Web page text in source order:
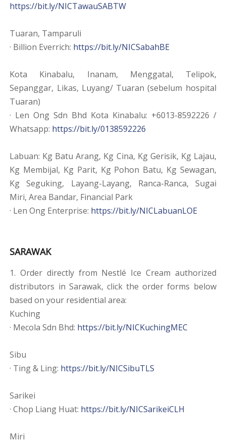
https://bit.ly/NICTawauSABTW
Tuaran, Tamparuli
· Billion Everrich: https://bit.ly/NICSabahBE
Kota Kinabalu, Inanam, Menggatal, Telipok,
Sepanggar, Likas, Luyang/ Tuaran (sebelum hospital
Tuaran)
· Len Ong Sdn Bhd Kota Kinabalu: +6013-8592226 /
Whatsapp: https://bit.ly/0138592226
Labuan: Kg Batu Arang, Kg Cina, Kg Gerisik, Kg Lajau,
Kg Membijal, Kg Parit, Kg Pohon Batu, Kg Sewagan,
Kg Seguking, Layang-Layang, Ranca-Ranca, Sugai
Miri, Area Bandar, Financial Park
· Len Ong Enterprise: https://bit.ly/NICLabuanLOE
SARAWAK
1. Order directly from Nestlé Ice Cream authorized
distributors in Sarawak, click the order forms below
based on your residential area:
Kuching
· Mecola Sdn Bhd: https://bit.ly/NICKuchingMEC
Sibu
· Ting & Ling: https://bit.ly/NICSibuTLS
Sarikei
· Chop Liang Huat: https://bit.ly/NICSarikeiCLH
Miri